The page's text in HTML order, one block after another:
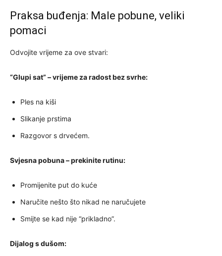
Praksa buđenja: Male pobune, veliki
pomaci
Odvojite vrijeme za ove stvari:
“Glupi sat” – vrijeme za radost bez svrhe:
Ples na kiši
Slikanje prstima
Razgovor s drvećem.
Svjesna pobuna – prekinite rutinu:
Promijenite put do kuće
Naručite nešto što nikad ne naručujete
Smijte se kad nije “prikladno”.
Dijalog s dušom: